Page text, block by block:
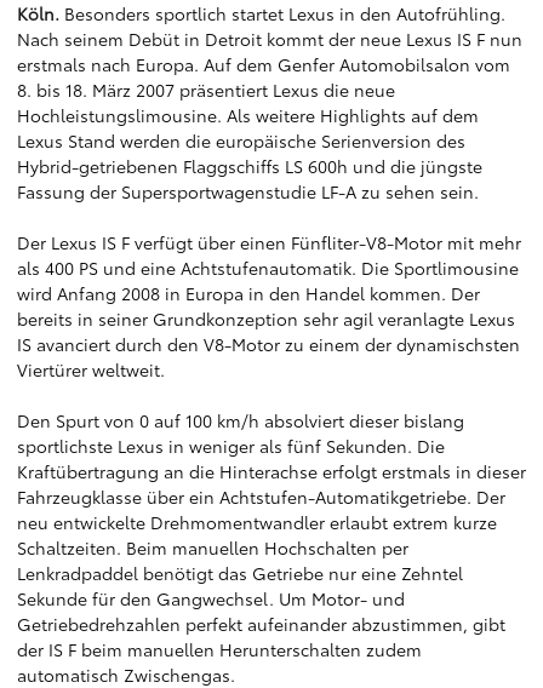
Köln. Besonders sportlich startet Lexus in den Autofrühling.
Nach seinem Debüt in Detroit kommt der neue Lexus IS F nun
erstmals nach Europa. Auf dem Genfer Automobilsalon vom
8. bis 18. März 2007 präsentiert Lexus die neue
Hochleistungslimousine. Als weitere Highlights auf dem
Lexus Stand werden die europäische Serienversion des
Hybrid-getriebenen Flaggschiffs LS 600h und die jüngste
Fassung der Supersportwagenstudie LF-A zu sehen sein.
Der Lexus IS F verfügt über einen Fünfliter-V8-Motor mit mehr
als 400 PS und eine Achtstufenautomatik. Die Sportlimousine
wird Anfang 2008 in Europa in den Handel kommen. Der
bereits in seiner Grundkonzeption sehr agil veranlagte Lexus
IS avanciert durch den V8-Motor zu einem der dynamischsten
Viertürer weltweit.
Den Spurt von 0 auf 100 km/h absolviert dieser bislang
sportlichste Lexus in weniger als fünf Sekunden. Die
Kraftübertragung an die Hinterachse erfolgt erstmals in dieser
Fahrzeugklasse über ein Achtstufen-Automatikgetriebe. Der
neu entwickelte Drehmomentwandler erlaubt extrem kurze
Schaltzeiten. Beim manuellen Hochschalten per
Lenkradpaddel benötigt das Getriebe nur eine Zehntel
Sekunde für den Gangwechsel. Um Motor- und
Getriebedrehzahlen perfekt aufeinander abzustimmen, gibt
der IS F beim manuellen Herunterschalten zudem
automatisch Zwischengas.